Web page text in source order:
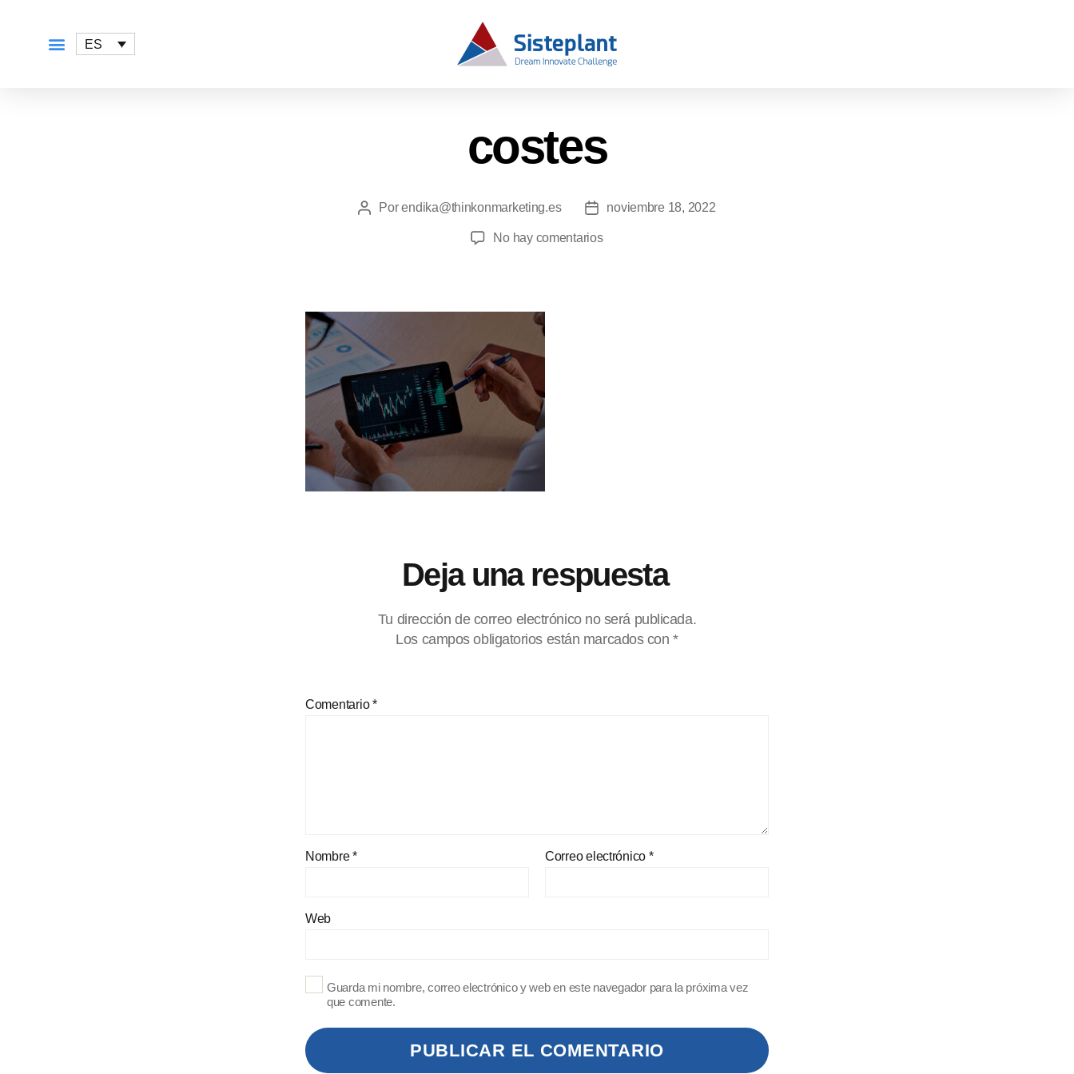
ES
costes
Porendika@thinkonmarketing.es noviembre 18, 2022
No hay comentarios
Deja una respuesta
Tu dirección de correo electrónico no será publicada.
Los campos obligatorios están marcados con*
Comentario*
Nombre* Correo electrónico *
Web
Guarda mi nombre, correo electrónico y web en este navegador para la próxima vez
que comente.